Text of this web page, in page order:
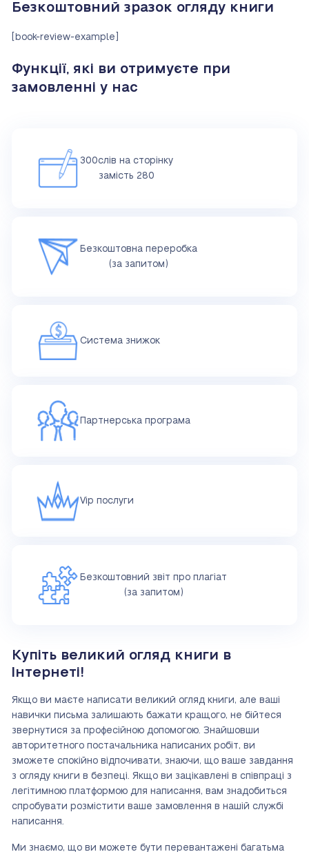
Безкоштовний зразок огляду книги
[book-review-example]
Функції, які ви отримуєте при
замовленні у нас
300слів на сторінку
замість 280
Безкоштовна переробка
(за запитом)
Система знижок
Партнерська програма
Vip послуги
Безкоштовний звіт про плагіат
(за запитом)
Купіть великий огляд книги в
Інтернеті!
Якщо ви маєте написати великий огляд книги, але ваші
навички письма залишають бажати кращого, не бійтеся
звернутися за професійною допомогою. Знайшовши
авторитетного постачальника написаних робіт, ви
зможете спокійно відпочивати, знаючи, що ваше завдання
з огляду книги в безпеці. Якщо ви зацікавлені в співпраці з
легітимною платформою для написання, вам знадобиться
спробувати розмістити ваше замовлення в нашій службі
написання.
Ми знаємо, що ви можете бути перевантажені багатьма